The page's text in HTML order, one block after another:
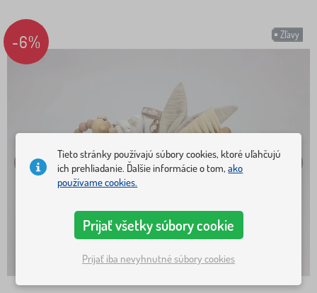
Zľavy
-6%
Tieto stránky používajú súbory cookies, ktoré uľahčujú
ich prehliadanie. Ďalšie informácie o tom,ako
používame cookies.
Prijať všetky súbory cookie
Prijať iba nevyhnutné súbory cookies